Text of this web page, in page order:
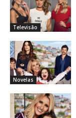
Televisão
Novelas